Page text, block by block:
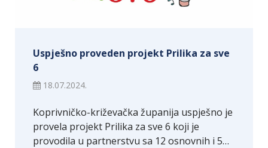
Uspješno proveden projekt Prilika za sve
6
18.07.2024.
Koprivničko-križevačka županija uspješno je
provela projekt Prilika za sve 6 koji je
provodila u partnerstvu sa 12 osnovnih i 5…